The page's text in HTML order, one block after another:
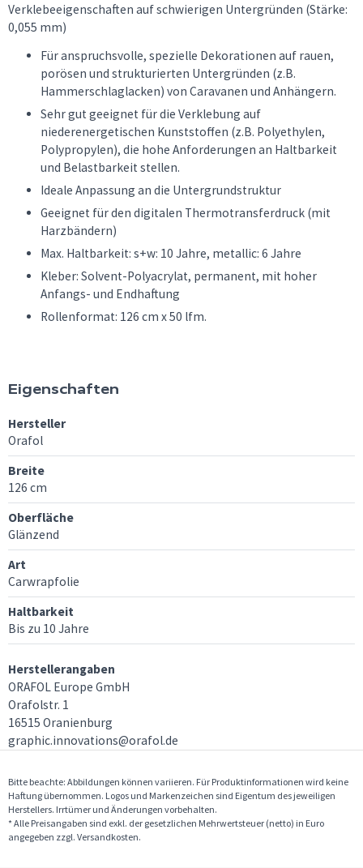
Verklebeeigenschaften auf schwierigen Untergründen (Stärke:
0,055 mm)
Für anspruchsvolle, spezielle Dekorationen auf rauen,
porösen und strukturierten Untergründen (z.B.
Hammerschlaglacken) von Caravanen und Anhängern.
Sehr gut geeignet für die Verklebung auf
niederenergetischen Kunststoffen (z.B. Polyethylen,
Polypropylen), die hohe Anforderungen an Haltbarkeit
und Belastbarkeit stellen.
Ideale Anpassung an die Untergrundstruktur
Geeignet für den digitalen Thermotransferdruck (mit
Harzbändern)
Max. Haltbarkeit: s+w: 10 Jahre, metallic: 6 Jahre
Kleber: Solvent-Polyacrylat, permanent, mit hoher
Anfangs- und Endhaftung
Rollenformat: 126 cm x 50 lfm.
Eigenschaften
Hersteller
Orafol
Breite
126 cm
Oberfläche
Glänzend
Art
Carwrapfolie
Haltbarkeit
Bis zu 10 Jahre
Herstellerangaben
ORAFOL Europe GmbH
Orafolstr. 1
16515 Oranienburg
graphic.innovations@orafol.de
Bitte beachte: Abbildungen können variieren. Für Produktinformationen wird keine
Haftung übernommen. Logos und Markenzeichen sind Eigentum des jeweiligen
Herstellers. Irrtümer und Änderungen vorbehalten.
* Alle Preisangaben sind exkl. der gesetzlichen Mehrwertsteuer (netto) in Euro
angegeben zzgl. Versandkosten.